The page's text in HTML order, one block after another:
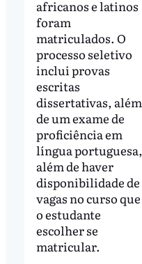
africanos e latinos
foram
matriculados. O
processo seletivo
inclui provas
escritas
dissertativas, além
de um exame de
proficiência em
língua portuguesa,
além de haver
disponibilidade de
vagas no curso que
o estudante
escolher se
matricular.